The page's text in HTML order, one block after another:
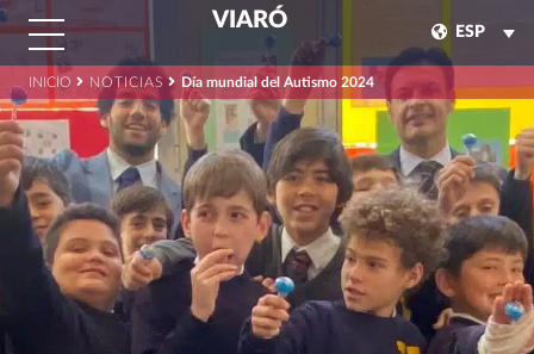
VIARÓ
ESP
INICIO NOTICIAS Día mundial del Autismo 2024